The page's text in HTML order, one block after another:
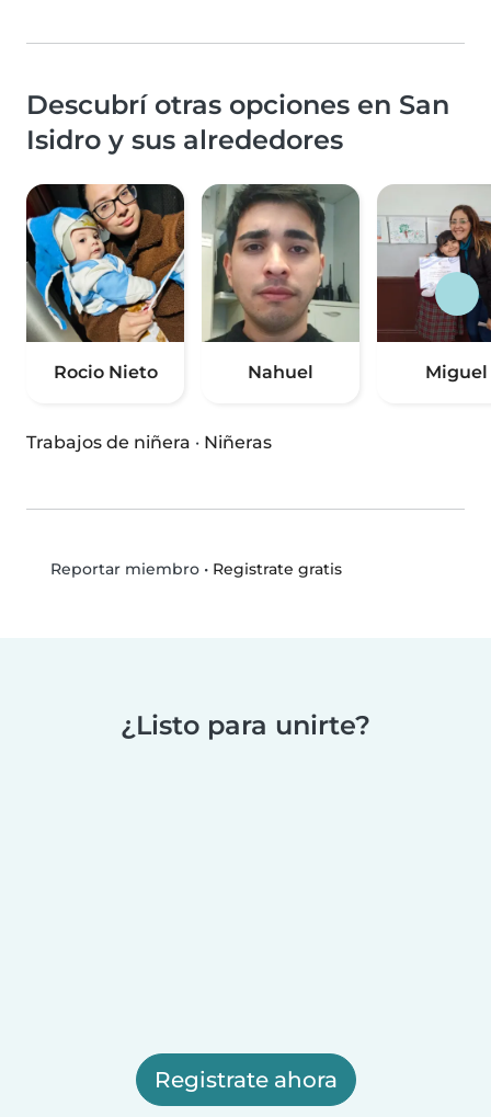
Descubrí otras opciones en San
Isidro y sus alrededores
Rocio Nieto Nahuel Miguel
Trabajos de niñera · Niñeras
Reportar miembro• Registrate gratis
¿Listo para unirte?
Registrate ahora